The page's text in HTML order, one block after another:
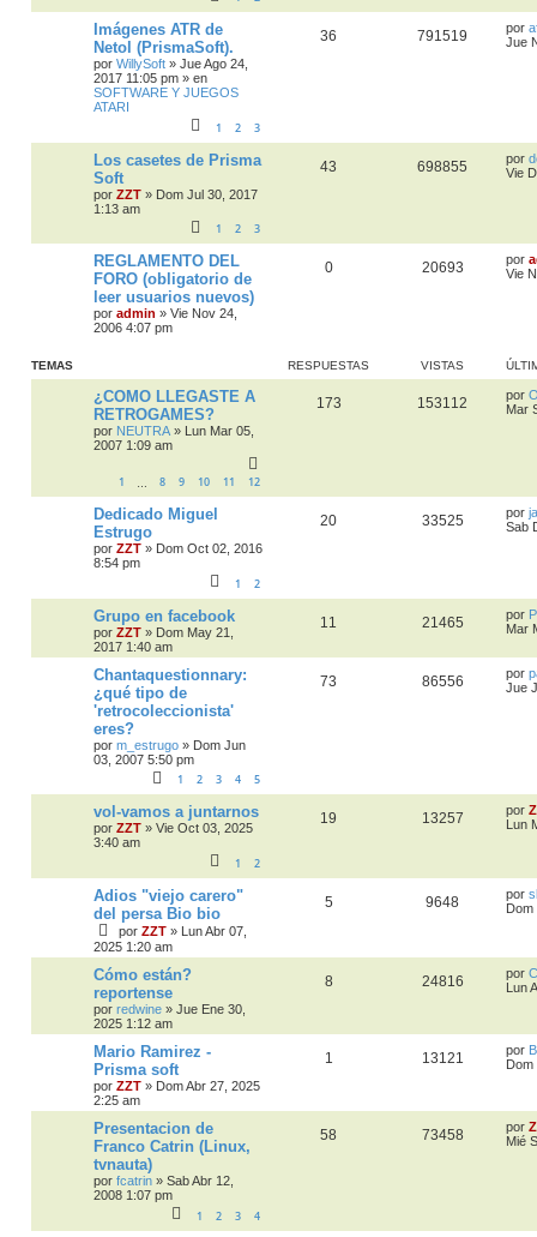
Imágenes ATR de
Netol (PrismaSoft).
por WillySoft » Jue Ago 24,
2017 11:05 pm » en
SOFTWARE Y JUEGOS
ATARI
1 2 3
36 791519 por
Jue
Los casetes de Prisma
Soft
por ZZT » Dom Jul 30, 2017
1:13 am
1 2 3
43 698855 por
Vie
REGLAMENTO DEL
FORO (obligatorio de
leer usuarios nuevos)
por admin » Vie Nov 24,
2006 4:07 pm
0 20693 por
Vie
TEMAS RESPUESTAS VISTAS
¿COMO LLEGASTE A
RETROGAMES?
por NEUTRA » Lun Mar 05,
2007 1:09 am
1 8 9 10 11 12
173 153112 por
Mar
Dedicado Miguel
Estrugo
por ZZT » Dom Oct 02, 2016
8:54 pm
1 2
20 33525 por
Sab
Grupo en facebook
por ZZT » Dom May 21,
2017 1:40 am
11 21465 por
Mar
Chantaquestionnary:
¿qué tipo de
'retrocoleccionista'
eres?
por m_estrugo » Dom Jun
03, 2007 5:50 pm
1 2 3 4 5
73 86556 por
Jue
vol-vamos a juntarnos
por ZZT » Vie Oct 03, 2025
3:40 am
1 2
19 13257 por
Lun
Adios "viejo carero"
del persa Bio bio
por ZZT » Lun Abr 07,
2025 1:20 am
5 9648 por
Dom
Cómo están?
reportense
por redwine » Jue Ene 30,
2025 1:12 am
8 24816 por
Lun
Mario Ramirez -
Prisma soft
por ZZT » Dom Abr 27, 2025
2:25 am
1 13121 por
Dom
Presentacion de
Franco Catrin (Linux,
tvnauta)
por fcatrin » Sab Abr 12,
2008 1:07 pm
1 2 3 4
58 73458 por
Mié